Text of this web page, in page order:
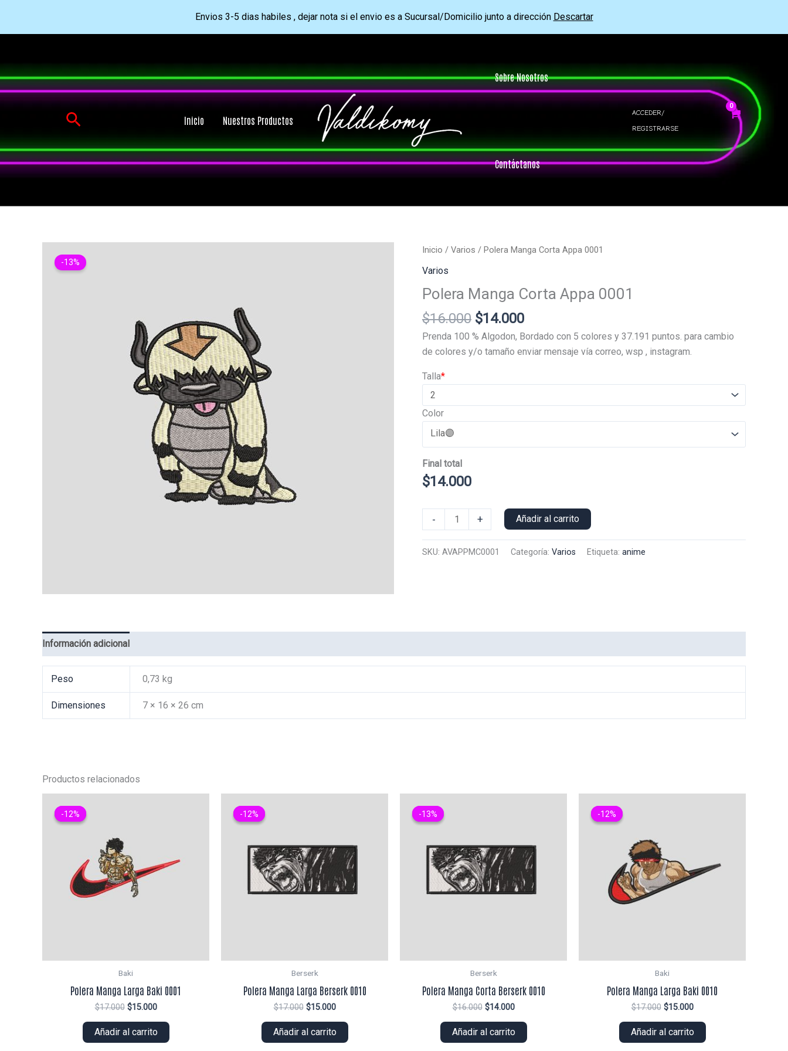
Envios 3-5 dias habiles , dejar nota si el envio es a Sucursal/Domicilio junto a dirección Descartar
contenido
Buscar Inicio Nuestros Productos
Sobre Nosotros
Contáctanos
ACCEDER/
REGISTRARSE
-13%
Inicio / Varios / Polera Manga Corta Appa 0001
Varios
Polera Manga Corta Appa 0001
$16.000 El
precio
original
$14.000El
precio
actual
Prenda 100 % Algodon, Bordado con 5 colores y 37.191 puntos. para cambio
de colores y/o tamaño enviar mensaje vía correo, wsp , instagram.
*
Talla
Color
Final total
$14.000
-
Manga
Corta
+ Añadir al carrito
SKU: AVAPPMC0001 Categoría: Varios Etiqueta: anime
Información adicional
Peso 0,73 kg
Dimensiones 7 × 16 × 26 cm
Productos relacionados
-12%
-12%
Baki
Polera Manga Larga Baki 0001
$17.000 El
original
era:
$15.000El
actual
es:
Añadir al carrito
-12%
-12%
Berserk
Polera Manga Larga Berserk 0010
$17.000 El
original
era:
$15.000El
actual
es:
Añadir al carrito
-13%
-13%
Berserk
Polera Manga Corta Berserk 0010
$16.000 El
original
era:
$14.000El
actual
es:
Añadir al carrito
-12%
-12%
Baki
Polera Manga Larga Baki 0010
$17.000 El
original
era:
$15.000El
actual
es:
Añadir al carrito